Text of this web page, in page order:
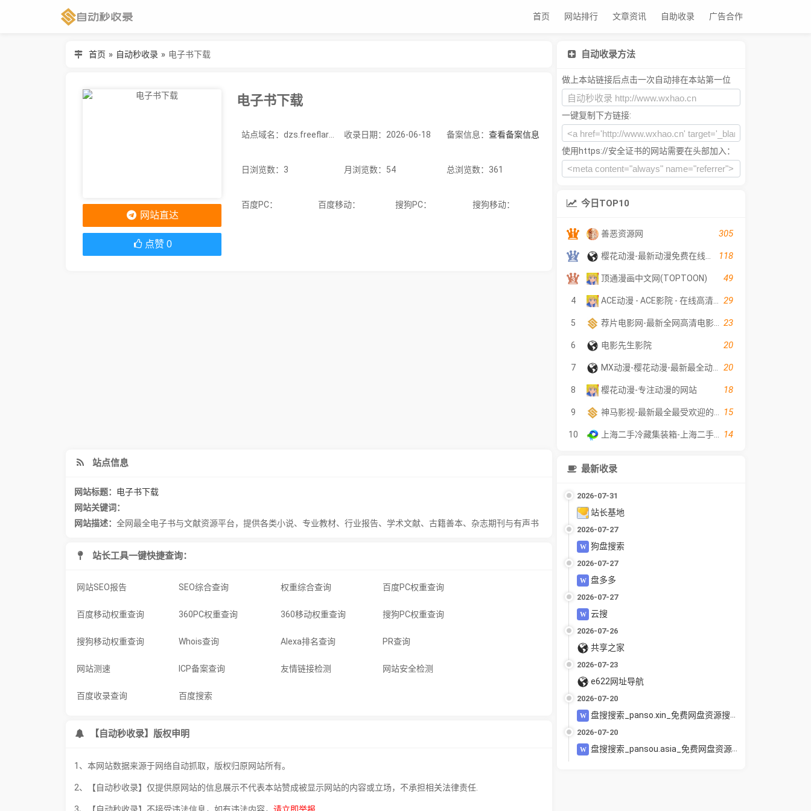
首页 网站排行 文章资讯 自助收录 广告合作
首页 » 自动秒收录 » 电子书下载
电子书下载
站点域名：dzs.freeflarum.com 收录日期：2026-06-18 备案信息：查看备案信息
日浏览数：3 月浏览数：54 总浏览数：361
百度PC： 百度移动： 搜狗PC： 搜狗移动：
网站直达
点赞 0
站点信息
网站标题： 电子书下载
网站关键词：
网站描述： 全网最全电子书与文献资源平台，提供各类小说、专业教材、行业报告、学术文献、古籍善本、杂志期刊与有声书
站长工具一键快捷查询：
网站SEO报告 SEO综合查询 权重综合查询 百度PC权重查询
百度移动权重查询 360PC权重查询 360移动权重查询 搜狗PC权重查询
搜狗移动权重查询 Whois查询 Alexa排名查询 PR查询
网站测速 ICP备案查询 友情链接检测 网站安全检测
百度收录查询 百度搜索
【自动秒收录】版权申明
1、本网站数据来源于网络自动抓取，版权归原网站所有。
2、【自动秒收录】仅提供原网站的信息展示不代表本站赞成被显示网站的内容或立场，不承担相关法律责任.
自动收录方法
做上本站链接后点击一次自动排在本站第一位
一键复制下方链接:
使用https://安全证书的网站需要在头部加入：
今日TOP10
善恶资源网 305
118
顶通漫画中文网(TOPTOON) 49
4 29
5 23
6 电影先生影院 20
7 20
8 樱花动漫-专注动漫的网站 18
9 15
10 14
最新收录
2026-07-31
站长基地
2026-07-27
狗盘搜索
2026-07-27
盘多多
2026-07-27
云搜
2026-07-26
共享之家
2026-07-23
e622网址导航
2026-07-20
盘搜搜索_panso.xin_免费网盘资源搜索引擎_夸克百度UC迅雷网盘聚合搜索_电影教程软件下载
2026-07-20
盘搜搜索_pansou.asia_免费网盘资源搜索引擎_夸克百度UC迅雷网盘聚合搜索_电影教程软件下载